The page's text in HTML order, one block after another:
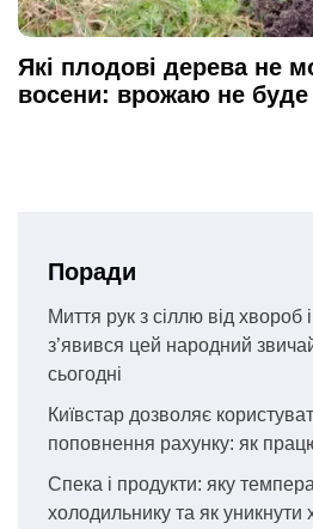
Які плодові дерева не
восени: врожаю не буде
Поради
Миття рук з сіллю від хвороб і
з’явився цей народний
сьогодні
Київстар дозволяє
поповнення рахунку: як
Спека і продукти: яку
холодильнику та як уникнути